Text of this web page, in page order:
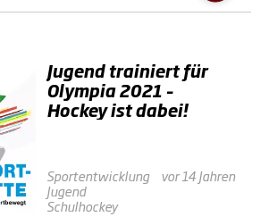
Jugend trainiert für
Olympia 2021 –
Hockey ist dabei!
Sportentwicklung
Jugend
Schulhockey
vor 14 Jahren